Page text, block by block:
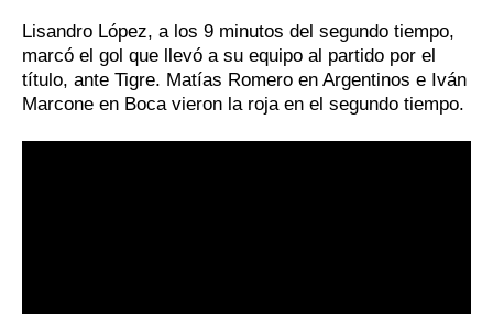
Lisandro López, a los 9 minutos del segundo tiempo,
marcó el gol que llevó a su equipo al partido por el
título, ante Tigre. Matías Romero en Argentinos e Iván
Marcone en Boca vieron la roja en el segundo tiempo.